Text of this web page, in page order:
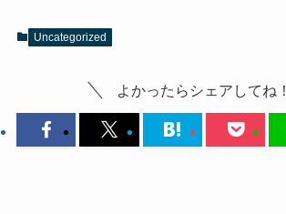
Uncategorized
よかったらシェアしてね！